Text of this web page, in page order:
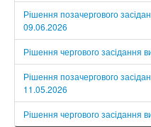
Рішення позачергового
09.06.2026
Рішення чергового засідання
Рішення позачергового
11.05.2026
Рішення чергового засідання